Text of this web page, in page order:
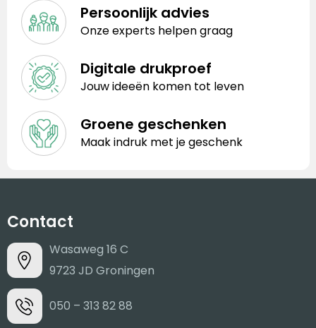
Persoonlijk advies
Onze experts helpen graag
Digitale drukproef
Jouw ideeën komen tot leven
Groene geschenken
Maak indruk met je geschenk
Contact
Wasaweg 16 C
9723 JD Groningen
050 – 313 82 88